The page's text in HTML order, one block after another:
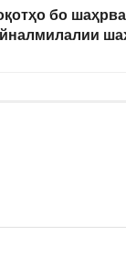
бо